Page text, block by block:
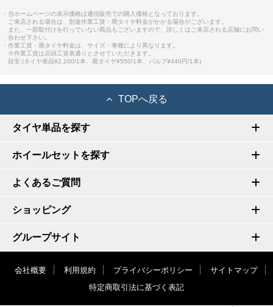
・当ホームページの表示価格は通信販売での購入価格となっております。
ご来店される場合は、別途作業工賃・廃タイヤ料金がかかる場合がございます。
また、一部取付けを行っていない商品もございますので、詳しくはご来店される店舗にお問い
合わせ下さい。
・作業工賃・廃タイヤ料金は、サイズ・車種により異なります。
※作業工賃は店頭工賃表通りとさせていただきます。
目安:(タイヤ単品¥2,200/1本、廃タイヤ¥550/1本、バルブ¥440円/1本)
TOPへ戻る
タイヤ単品を探す
ホイールセットを探す
よくあるご質問
ショッピング
グループサイト
会社概要 利用規約 プライバシーポリシー
サイトマップ
特定商取引法に基づく表記